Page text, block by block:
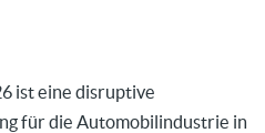
ist eine disruptive
für die Automobilindustrie in